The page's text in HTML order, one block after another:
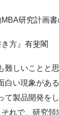
研究計画
方』有斐閣
しいことと
白い現象があ
て製品開発を
れで、研究